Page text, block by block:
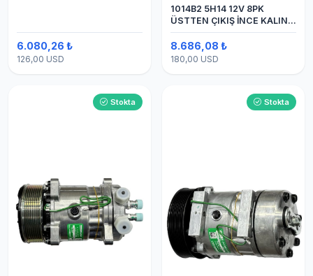
6.080,26 ₺
126,00 USD
1014B2 5H14 12V 8PK
ÜSTTEN ÇIKIŞ İNCE KALIN
(SANDEN) KLİMA
KOMPESÖRÜ
8.686,08 ₺
180,00 USD
Stokta Stokta